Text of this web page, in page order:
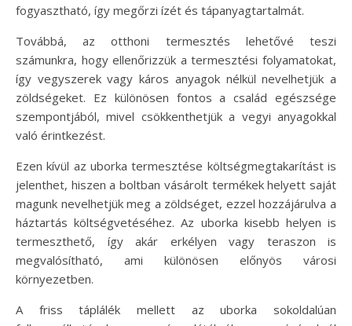
fogyasztható, így megőrzi ízét és tápanyagtartalmát.
Továbbá, az otthoni termesztés lehetővé teszi
számunkra, hogy ellenőrizzük a termesztési folyamatokat,
így vegyszerek vagy káros anyagok nélkül nevelhetjük a
zöldségeket. Ez különösen fontos a család egészsége
szempontjából, mivel csökkenthetjük a vegyi anyagokkal
való érintkezést.
Ezen kívül az uborka termesztése költségmegtakarítást is
jelenthet, hiszen a boltban vásárolt termékek helyett saját
magunk nevelhetjük meg a zöldséget, ezzel hozzájárulva a
háztartás költségvetéséhez. Az uborka kisebb helyen is
termeszthető, így akár erkélyen vagy teraszon is
megvalósítható, ami különösen előnyös városi
környezetben.
A friss táplálék mellett az uborka sokoldalúan